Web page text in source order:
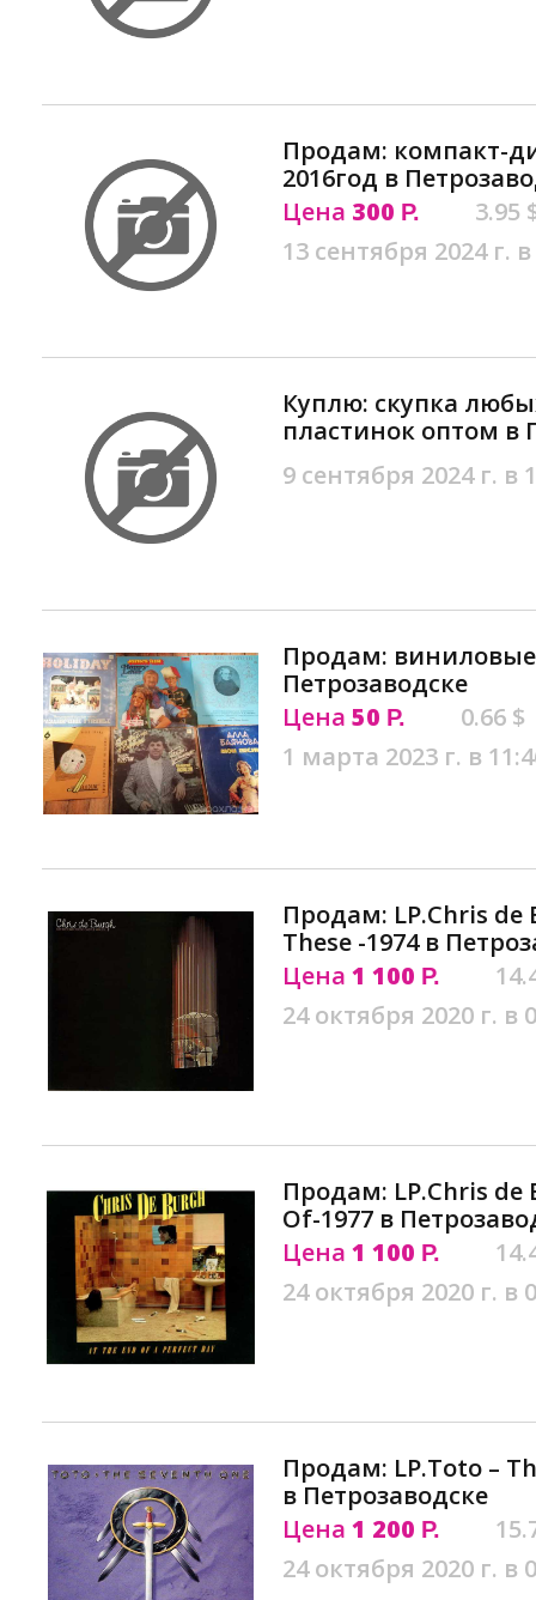
Продам: компакт-
2016год в
Цена 300 Р.
3.95
13 сентября 2024 г.
Куплю: скупка
пластинок оптом в
9 сентября 2024 г. в
Продам:
Петрозаводске
Цена 50 Р.
0.66 $
1 марта 2023 г. в
Продам: LP.Chris de
These -1974 в
Цена 1 100 Р.
24 октября 2020 г. в
Продам: LP.Chris de
Of-1977 в
Цена 1 100 Р.
24 октября 2020 г. в
Продам: LP.Toto ‎–
в Петрозаводске
Цена 1 200 Р.
24 октября 2020 г. в